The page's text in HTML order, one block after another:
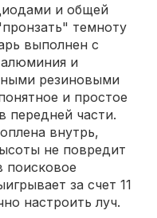
и общей
темноту
выполнен с
и
резиновыми
и простое
передней части.
внутрь,
не повредит
поисковое
за счет 11
настроить луч.